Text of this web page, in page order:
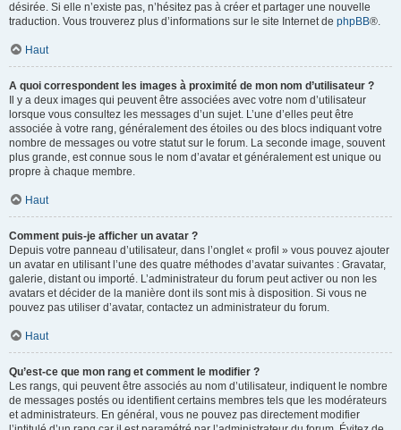
désirée. Si elle n’existe pas, n’hésitez pas à créer et partager une nouvelle
traduction. Vous trouverez plus d’informations sur le site Internet de phpBB®.
Haut
A quoi correspondent les images à proximité de mon nom d’utilisateur ?
Il y a deux images qui peuvent être associées avec votre nom d’utilisateur
lorsque vous consultez les messages d’un sujet. L’une d’elles peut être
associée à votre rang, généralement des étoiles ou des blocs indiquant votre
nombre de messages ou votre statut sur le forum. La seconde image, souvent
plus grande, est connue sous le nom d’avatar et généralement est unique ou
propre à chaque membre.
Haut
Comment puis-je afficher un avatar ?
Depuis votre panneau d’utilisateur, dans l’onglet « profil » vous pouvez ajouter
un avatar en utilisant l’une des quatre méthodes d’avatar suivantes : Gravatar,
galerie, distant ou importé. L’administrateur du forum peut activer ou non les
avatars et décider de la manière dont ils sont mis à disposition. Si vous ne
pouvez pas utiliser d’avatar, contactez un administrateur du forum.
Haut
Qu’est-ce que mon rang et comment le modifier ?
Les rangs, qui peuvent être associés au nom d’utilisateur, indiquent le nombre
de messages postés ou identifient certains membres tels que les modérateurs
et administrateurs. En général, vous ne pouvez pas directement modifier